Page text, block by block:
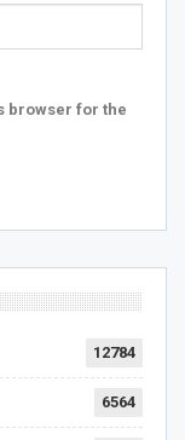
browser for the
12784
6564